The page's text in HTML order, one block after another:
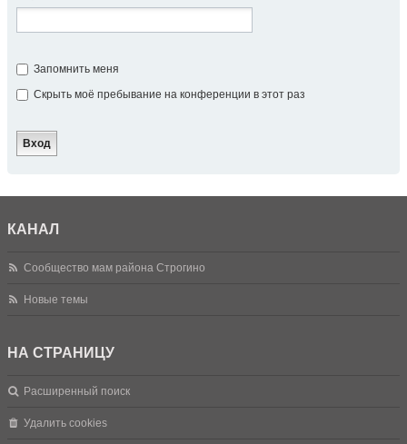
Запомнить меня
Скрыть моё пребывание на конференции в этот раз
КАНАЛ
Сообщество мам района Строгино
Новые темы
НА СТРАНИЦУ
Расширенный поиск
Удалить cookies